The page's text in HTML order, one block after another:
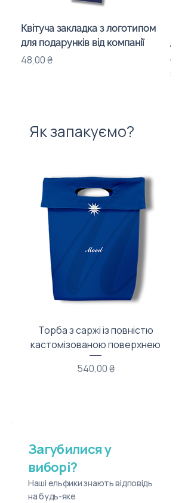
Квітуча закладка з логотипом
для подарунків від компанії
Ціна
48,00 ₴
для
Ціна
Як запакуємо?
Торба з саржі із повністю
кастомізованою поверхнею
Ціна
540,00 ₴
Загубилися у
виборі?
Наші ельфики знають відповідь
на будь-яке